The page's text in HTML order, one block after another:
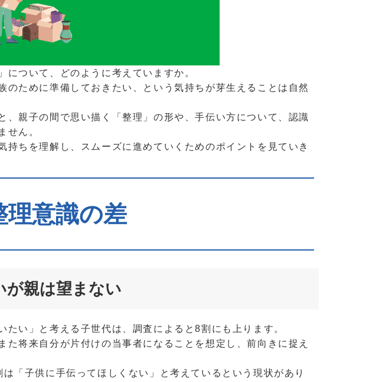
について、どのように考えていますか。
のために準備しておきたい、という気持ちが芽生えることは自然
、親子の間で思い描く「整理」の形や、手伝い方について、認識
せん。
持ちを理解し、スムーズに進めていくためのポイントを見ていき
理意識の差
が親は望まない
たい」と考える子世代は、調査によると8割にも上ります。
た将来自分が片付けの当事者になることを想定し、前向きに捉え
「子供に手伝ってほしくない」と考えているという現状があり